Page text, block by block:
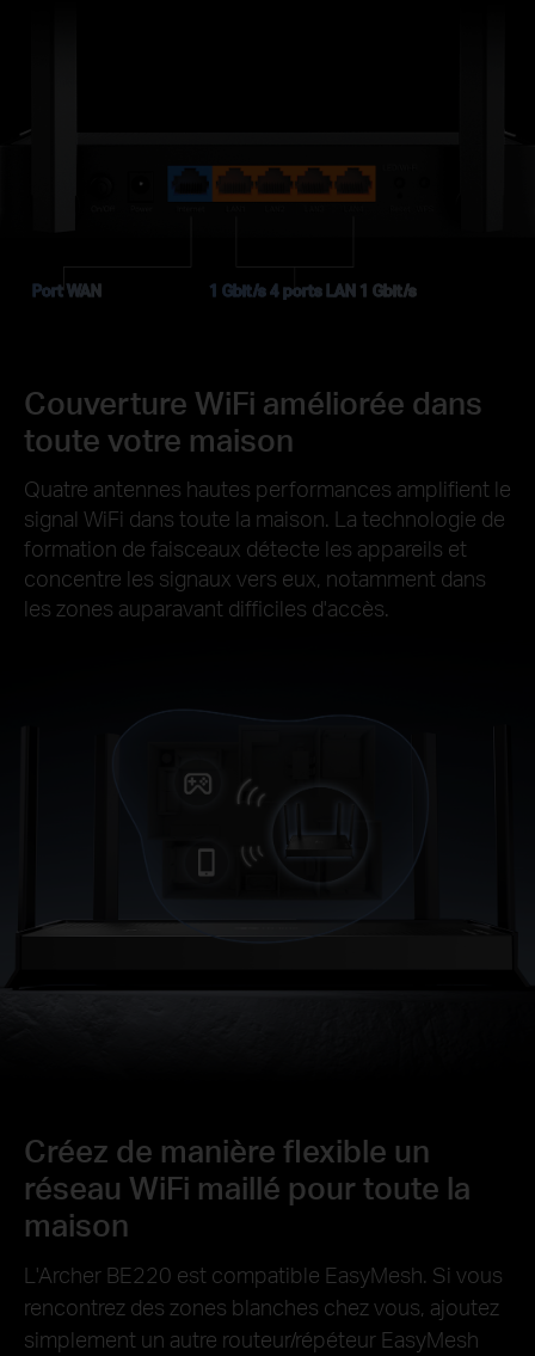
Port WAN 1 Gbit/s 4 ports LAN 1 Gbit/s
Couverture WiFi améliorée dans
toute votre maison
Quatre antennes hautes performances amplifient le
signal WiFi dans toute la maison. La technologie de
formation de faisceaux détecte les appareils et
concentre les signaux vers eux, notamment dans
les zones auparavant difficiles d'accès.
Créez de manière flexible un
réseau WiFi maillé pour toute la
maison
L'Archer BE220 est compatible EasyMesh. Si vous
rencontrez des zones blanches chez vous, ajoutez
simplement un autre routeur/répéteur EasyMesh